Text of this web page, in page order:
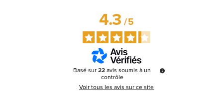
4.3/5
Basé sur22avis soumis à un
contrôle
Voir tous les avis sur ce site